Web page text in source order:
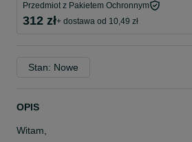
Przedmiot z Pakietem Ochronnym
312 zł+ dostawa od 10,49 zł
Stan: Nowe
OPIS
Witam,